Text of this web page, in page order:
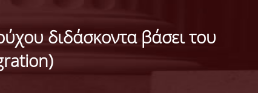
διδάσκοντα βάσει του